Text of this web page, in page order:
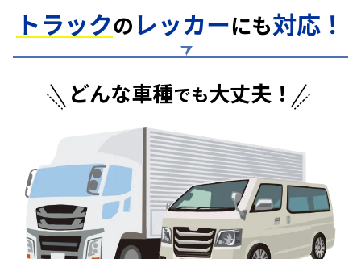
トラックのレッカーにも対応！
どんな車種でも大丈夫！